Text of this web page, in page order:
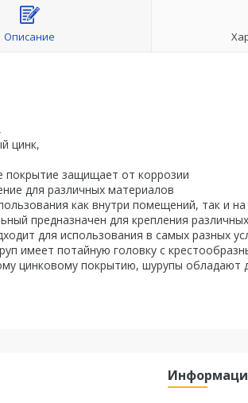
Описание
цинк,
покрытие защищает от коррозии
для различных материалов
как внутри помещений, так и на
предназначен для крепления
для использования в самых разных
имеет потайную головку с
цинковому покрытию, шурупы